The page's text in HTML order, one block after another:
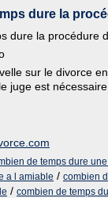
dure la
dure la procédure
sur le divorce
juge est
de temps dure
a l amiable / combien
/ combien de temps